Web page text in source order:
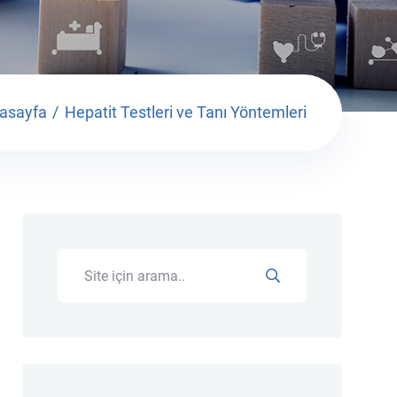
Hepatit Testleri ve Tanı Yöntemleri